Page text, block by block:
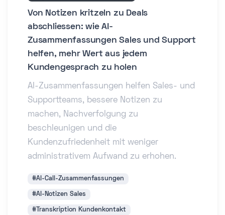
Von Notizen kritzeln zu Deals
abschliessen: wie AI-
Zusammenfassungen Sales und Support
helfen, mehr Wert aus jedem
Kundengesprach zu holen
AI-Zusammenfassungen helfen Sales- und
Supportteams, bessere Notizen zu
machen, Nachverfolgung zu
beschleunigen und die
Kundenzufriedenheit mit weniger
administrativem Aufwand zu erhohen.
#AI-Call-Zusammenfassungen
#AI-Notizen Sales
#Transkription Kundenkontakt